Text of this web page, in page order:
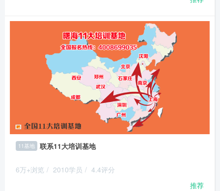
11基地 联系11大培训基地
6万+浏览 / 2010学员 / 4.4评分
推荐